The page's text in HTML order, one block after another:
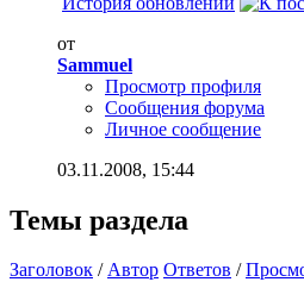
от
Sammuel
Просмотр профиля
Сообщения форума
Личное сообщение
03.11.2008, 15:44
Темы раздела
Заголовок /Автор Ответов /